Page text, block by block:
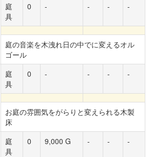
庭
具
0 - - - -
庭の音楽を木洩れ日の中でに変えるオル
ゴール
庭
具
0 - - - -
お庭の雰囲気をがらりと変えられる木製
床
庭
具
0 9,000 G - - -